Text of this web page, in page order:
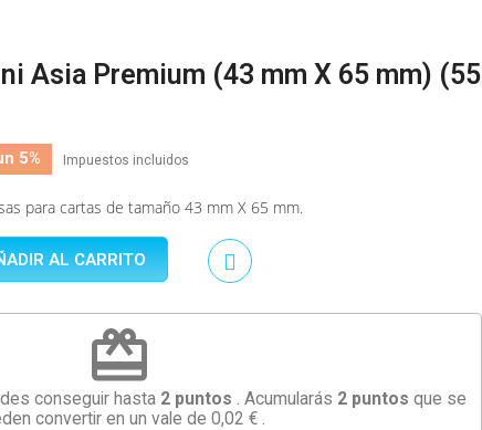
Asia Premium (43 mm X 65 mm) (55
5% Impuestos incluidos
para cartas de tamaño 43 mm X 65 mm.
AL CARRITO
redeem
conseguir hasta 2puntos . Acumularás 2puntos que se
convertir en un vale de 0,02 €.